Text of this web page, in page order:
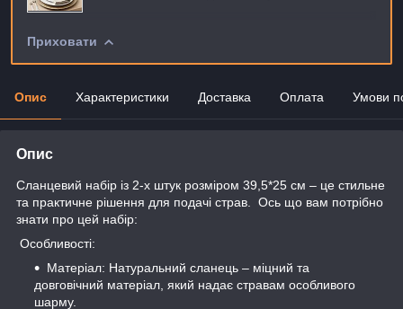
Приховати
Опис Характеристики Доставка Оплата Умови
Опис
Сланцевий набір із 2-х штук розміром 39,5*25 см – це стильне
та практичне рішення для подачі страв. Ось що вам потрібно
знати про цей набір:
Особливості:
Матеріал: Натуральний сланець – міцний та
довговічний матеріал, який надає стравам особливого
шарму.